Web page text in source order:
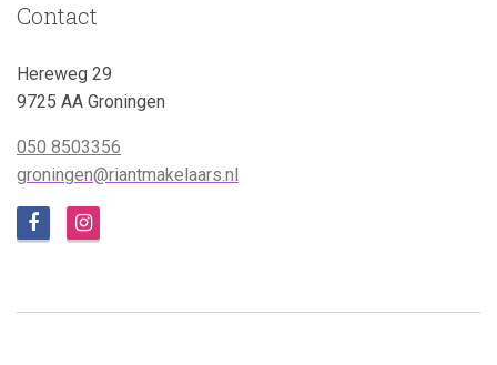
Contact
Hereweg 29
9725 AA Groningen
050 8503356
groningen@riantmakelaars.nl